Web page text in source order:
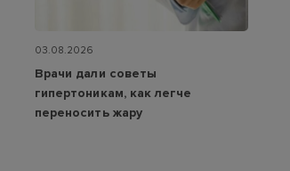
03.08.2026
Врачи дали советы
гипертоникам, как легче
переносить жару